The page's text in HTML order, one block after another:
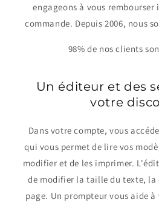
engageons à vous
commande. Depuis 2006, nous
98% de nos clients
Un éditeur et des
votre
Dans votre compte, vous
qui vous permet de lire vos
modifier et de les imprimer.
de modifier la taille du texte, la
page. Un prompteur vous aide